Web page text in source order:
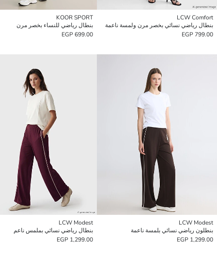
LCW Comfort
بنطال رياضي نسائي بخصر مرن ولمسة ناعمة
799.00 EGP
KOOR SPORT
بنطال رياضي للنساء بخصر مرن
699.00 EGP
LCW Modest
بنطلون رياضي نسائي بلمسة ناعمة
1,299.00 EGP
LCW Modest
بنطال رياضي نسائي بملمس ناعم
1,299.00 EGP